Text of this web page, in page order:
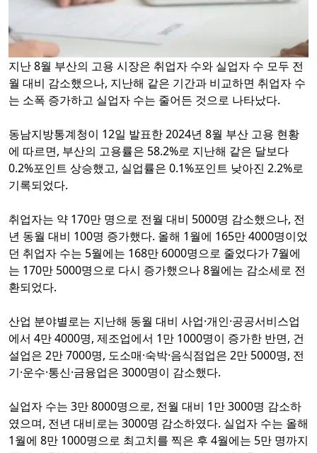
지난 8월 부산의 고용 시장은 취업자 수와 실업자 수 모두 전
월 대비 감소했으나, 지난해 같은 기간과 비교하면 취업자 수
는 소폭 증가하고 실업자 수는 줄어든 것으로 나타났다.
동남지방통계청이 12일 발표한 2024년 8월 부산 고용 현황
에 따르면, 부산의 고용률은 58.2%로 지난해 같은 달보다
0.2%포인트 상승했고, 실업률은 0.1%포인트 낮아진 2.2%로
기록되었다.
취업자는 약 170만 명으로 전월 대비 5000명 감소했으나, 전
년 동월 대비 100명 증가했다. 올해 1월에 165만 4000명이었
던 취업자 수는 5월에는 168만 6000명으로 줄었다가 7월에
는 170만 5000명으로 다시 증가했으나 8월에는 감소세로 전
환되었다.
산업 분야별로는 지난해 동월 대비 사업·개인·공공서비스업
에서 4만 4000명, 제조업에서 1만 1000명이 증가한 반면, 건
설업은 2만 7000명, 도소매·숙박·음식점업은 2만 5000명, 전
기·운수·통신·금융업은 3000명이 감소했다.
실업자 수는 3만 8000명으로, 전월 대비 1만 3000명 감소하
였으며, 전년 대비로는 3000명 감소하였다. 실업자 수는 올해
1월에 8만 1000명으로 최고치를 찍은 후 4월에는 5만 명까지